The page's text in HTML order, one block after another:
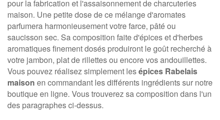
pour la fabrication et l'assaisonnement de charcuteries
maison. Une petite dose de ce mélange d'aromates
parfumera harmonieusement votre farce, pâté ou
saucisson sec. Sa composition faite d'épices et d'herbes
aromatiques finement dosés produiront le goût recherché à
votre jambon, plat de rillettes ou encore vos andouillettes.
Vous pouvez réalisez simplement lesépices Rabelais
maison en commandant les différents ingrédients sur notre
boutique en ligne. Vous trouverez sa composition dans l'un
des paragraphes ci-dessus.